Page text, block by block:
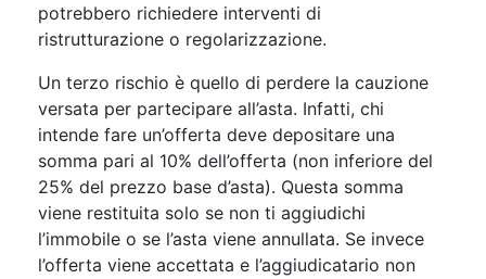
potrebbero richiedere interventi di
ristrutturazione o regolarizzazione.
Un terzo rischio è quello di perdere la cauzione
versata per partecipare all’asta. Infatti, chi
intende fare un’offerta deve depositare una
somma pari al 10% dell’offerta (non inferiore del
25% del prezzo base d’asta). Questa somma
viene restituita solo se non ti aggiudichi
l’immobile o se l’asta viene annullata. Se invece
l’offerta viene accettata e l’aggiudicatario non